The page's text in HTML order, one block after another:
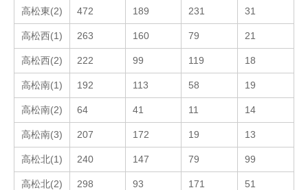
高松東(2) 472 189 231 31
高松西(1) 263 160 79 21
高松西(2) 222 99 119 18
高松南(1) 192 113 58 19
高松南(2) 64 41 11 14
高松南(3) 207 172 19 13
高松北(1) 240 147 79 99
高松北(2) 298 93 171 51